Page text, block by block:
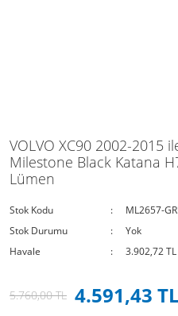
VOLVO XC90 2002-2015
Milestone Black Katana
Lümen
Stok Kodu
ML2657-
Stok Durumu
Yok
Havale
3.902,72
5.760,00 TL 4.591,43 TL